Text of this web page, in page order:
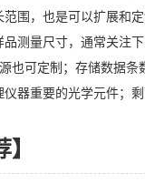
范围，也是可以扩展和
测量尺寸，通常关注
也可定制；存储数据
器重要的光学元件；